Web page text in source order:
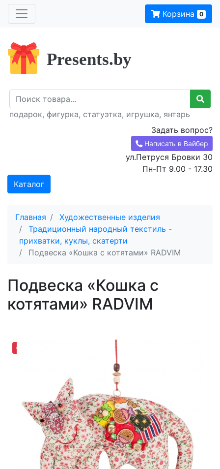
Корзина 0
Presents.by
подарок, фигурка, статуэтка, игрушка, янтарь
Задать вопрос?
Написать в Вайбер
ул.Петруся Бровки 30
Пн-Пт 9.00 - 17.30
Каталог
Главная
Художественные изделия
Традиционный народный текстиль -
прихватки, куклы, скатерти
Подвеска «Кошка с котятами» RADVIM
Подвеска «Кошка с
котятами» RADVIM
-30,62%